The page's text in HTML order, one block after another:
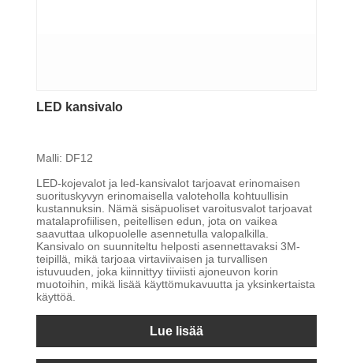
LED kansivalo
Malli: DF12
LED-kojevalot ja led-kansivalot tarjoavat erinomaisen
suorituskyvyn erinomaisella valoteholla kohtuullisin
kustannuksin. Nämä sisäpuoliset varoitusvalot tarjoavat
matalaprofiilisen, peitellisen edun, jota on vaikea
saavuttaa ulkopuolelle asennetulla valopalkilla.
Kansivalo on suunniteltu helposti asennettavaksi 3M-
teipillä, mikä tarjoaa virtaviivaisen ja turvallisen
istuvuuden, joka kiinnittyy tiiviisti ajoneuvon korin
muotoihin, mikä lisää käyttömukavuutta ja yksinkertaista
käyttöä.
Lue lisää